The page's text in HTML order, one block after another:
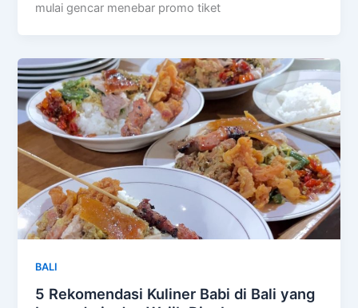
mulai gencar menebar promo tiket
BALI
5 Rekomendasi Kuliner Babi di Bali yang